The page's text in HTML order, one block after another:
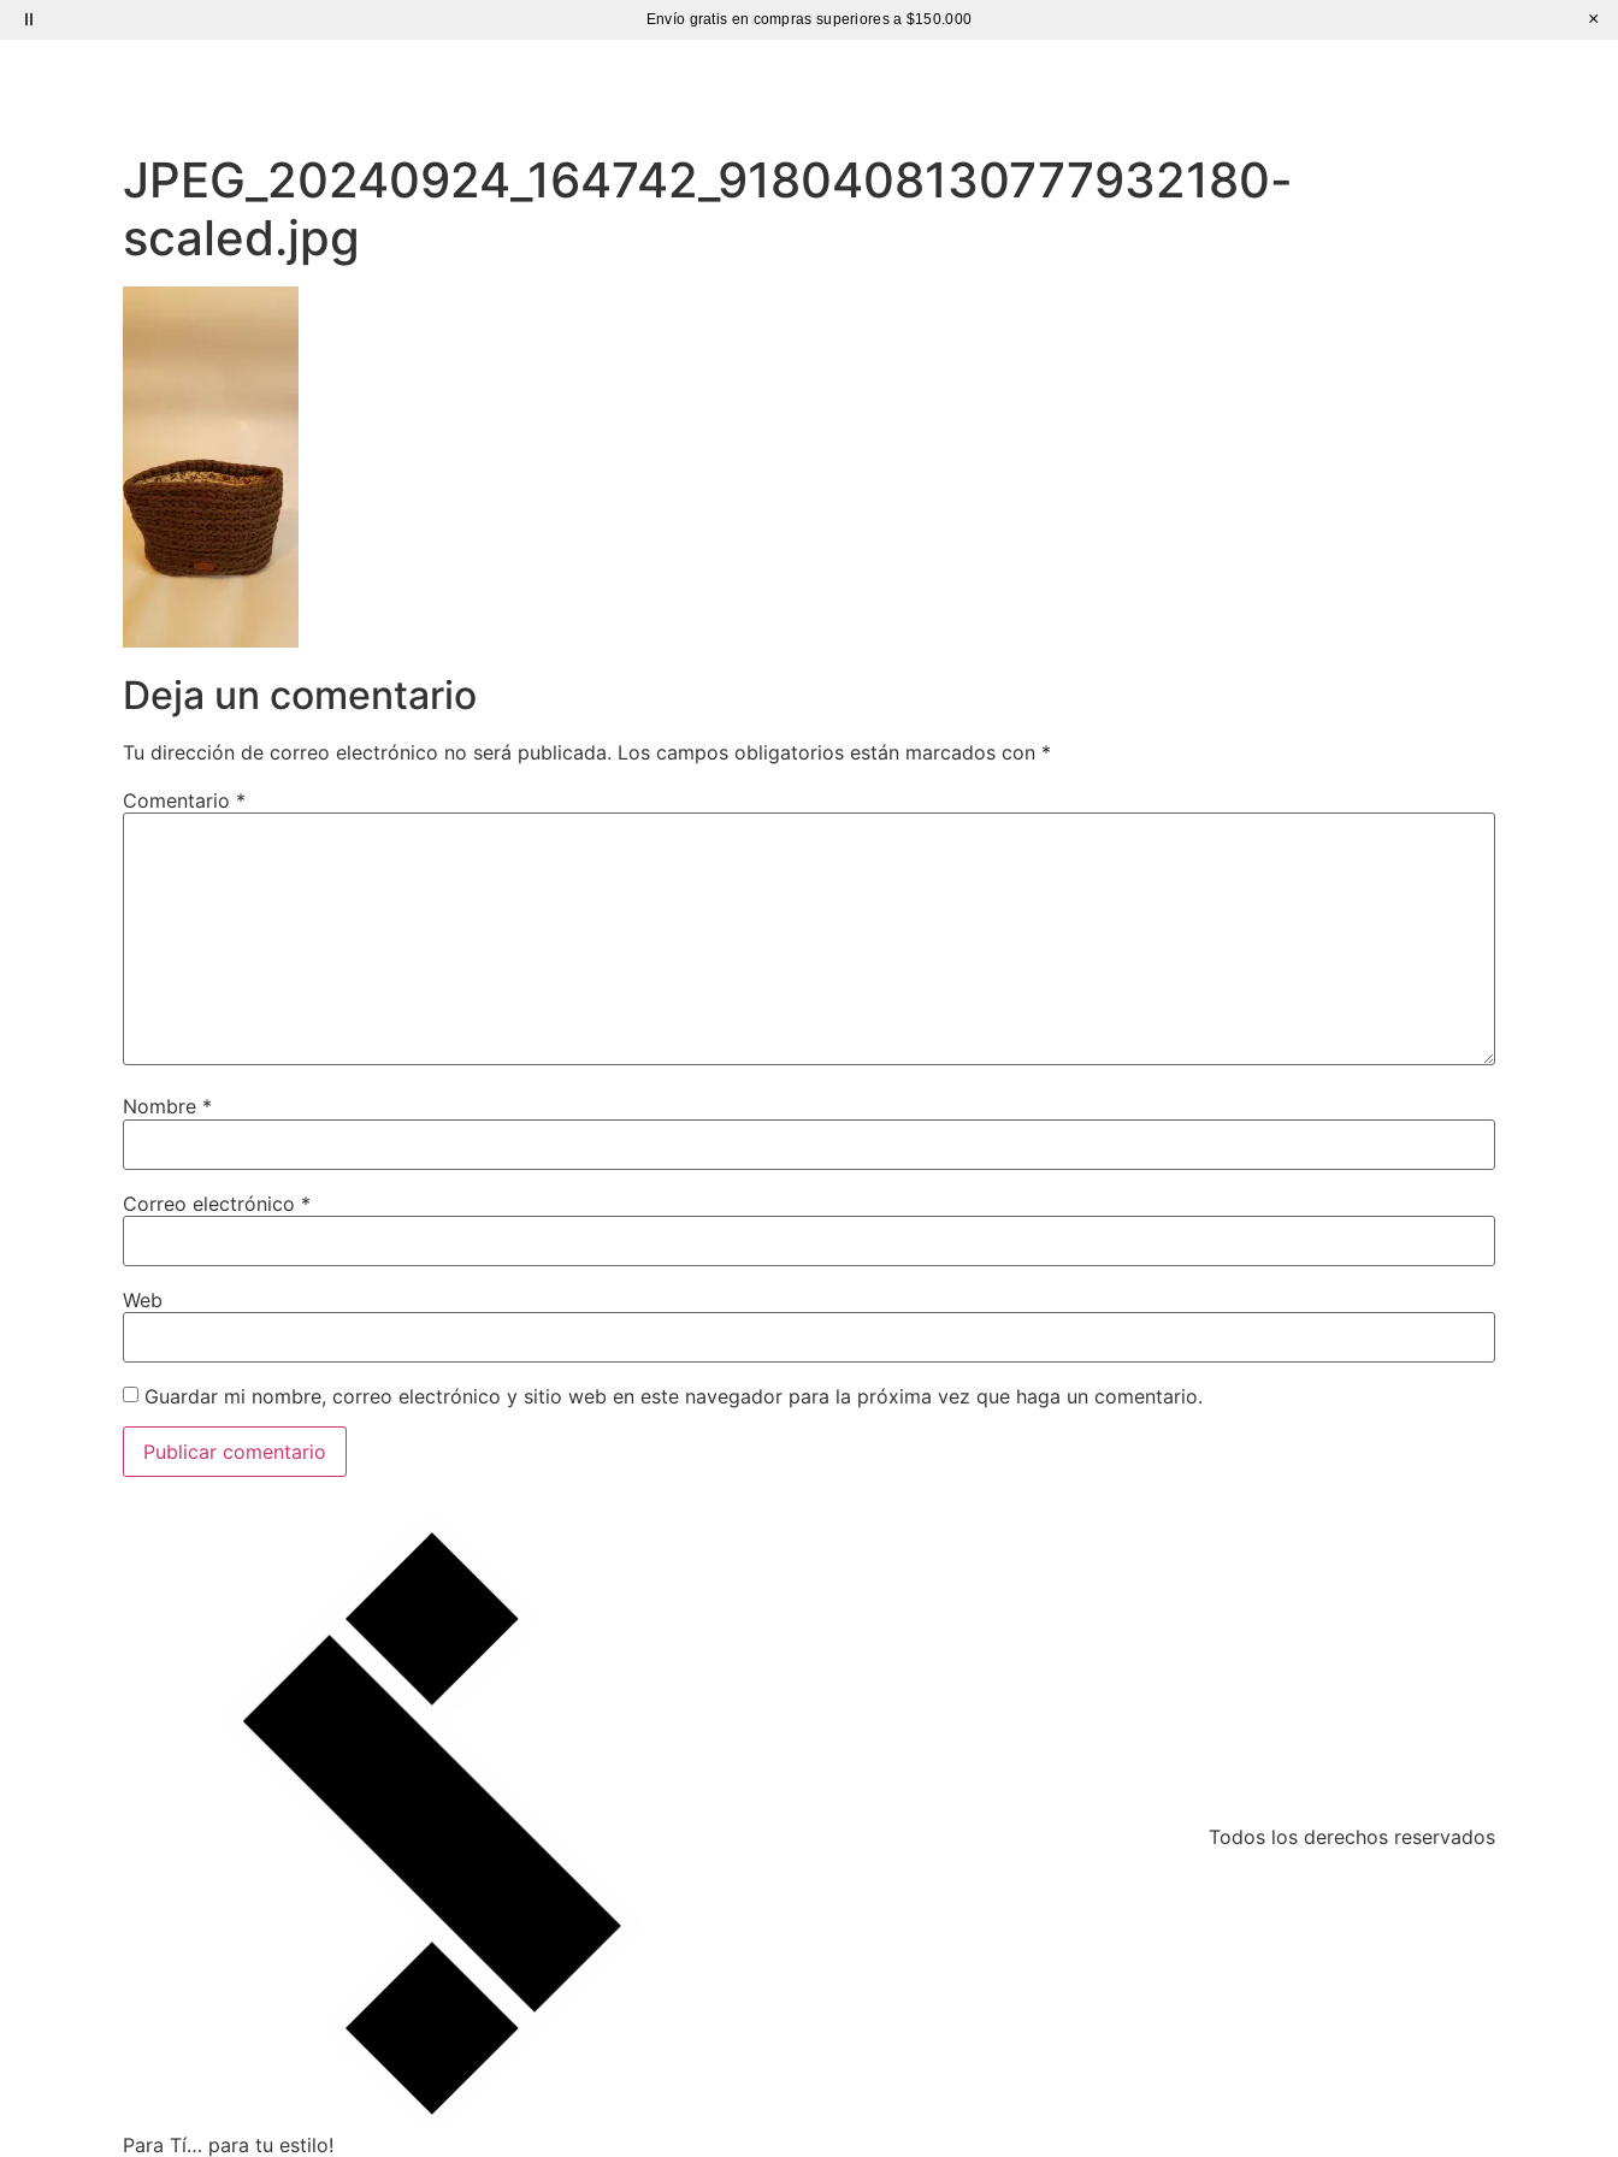
Envío gratis en compras superiores a $150.000 ×
JPEG_20240924_164742_9180408130777932180-
scaled.jpg
Deja un comentario
Tu dirección de correo electrónico no será publicada. Los campos obligatorios están marcados con *
Comentario *
Nombre *
Correo electrónico *
Web
Guardar mi nombre, correo electrónico y sitio web en este navegador para la próxima vez que haga un comentario.
Para Tí… para tu estilo!
Todos los derechos reservados